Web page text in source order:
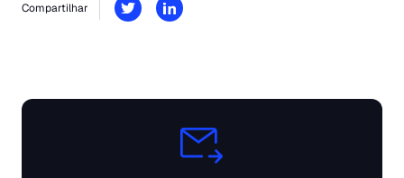
Compartilhar